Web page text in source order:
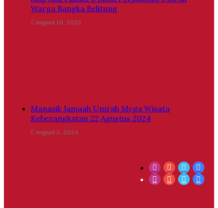
Warga Bangka Belitung
August 10, 2025
Manasik Jamaah Umrah Mega Wisata
Keberangkatan 22 Agustus 2024
August 5, 2024
Twitter
YouTube
Instagram
Twitter
YouTube
Instagram